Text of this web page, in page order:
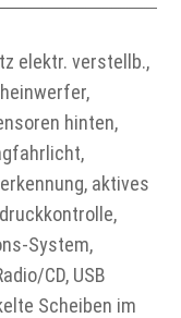
elektr. verstellb.,
hinten,
aktives
System,
CD, USB
Scheiben im